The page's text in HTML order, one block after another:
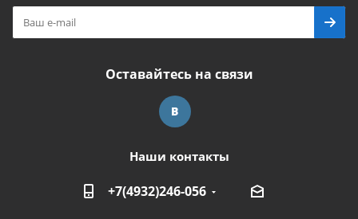
Оставайтесь на связи
Наши контакты
+7(4932)246-056